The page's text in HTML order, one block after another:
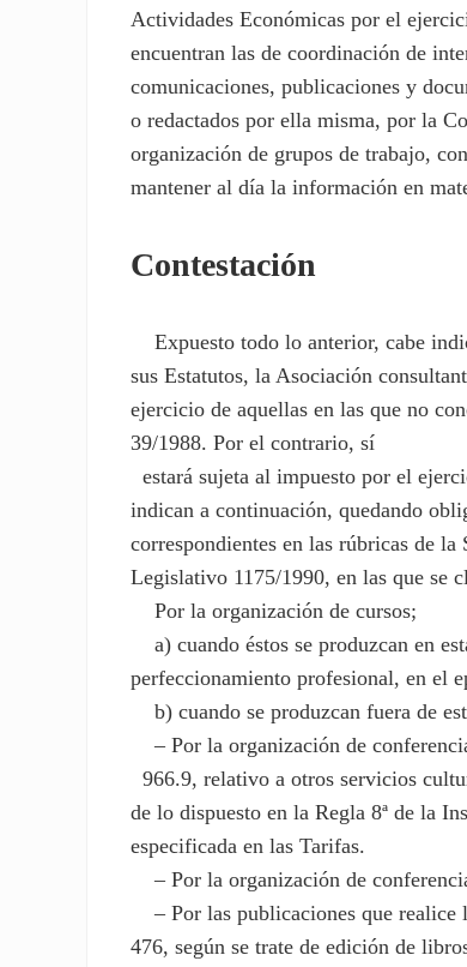
Actividades Económicas por el
encuentran las de coordinación de
comunicaciones, publicaciones y
o redactados por ella misma, por la
organización de grupos de trabajo,
mantener al día la información en
Contestación
Expuesto todo lo anterior, cabe
sus Estatutos, la Asociación
ejercicio de aquellas en las que no
39/1988. Por el contrario, sí
estará sujeta al impuesto por el
indican a continuación, quedando
correspondientes en las rúbricas de
Legislativo 1175/1990, en las que se
Por la organización de cursos;
a) cuando éstos se produzcan en
perfeccionamiento profesional, en el
b) cuando se produzcan fuera de
– Por la organización de
966.9, relativo a otros servicios
de lo dispuesto en la Regla 8ª de la
especificada en las Tarifas.
– Por la organización de
– Por las publicaciones que realice
476, según se trate de edición de